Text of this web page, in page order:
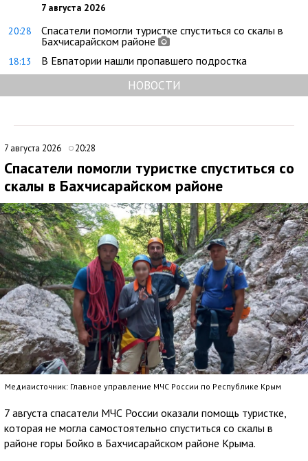
7 августа 2026
20:28
Спасатели помогли туристке спуститься со скалы в
Бахчисарайском районе
18:13 В Евпатории нашли пропавшего подростка
НОВОСТИ
7 августа 2026 20:28
Спасатели помогли туристке спуститься со
скалы в Бахчисарайском районе
Медиаисточник: Главное управление МЧС России по Республике Крым
7 августа спасатели МЧС России оказали помощь туристке,
которая не могла самостоятельно спуститься со скалы в
районе горы Бойко в Бахчисарайском районе Крыма.